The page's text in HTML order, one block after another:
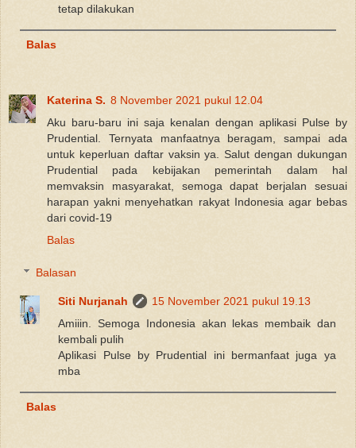
tetap dilakukan
Balas
Katerina S. 8 November 2021 pukul 12.04
Aku baru-baru ini saja kenalan dengan aplikasi Pulse by
Prudential. Ternyata manfaatnya beragam, sampai ada
untuk keperluan daftar vaksin ya. Salut dengan dukungan
Prudential pada kebijakan pemerintah dalam hal
memvaksin masyarakat, semoga dapat berjalan sesuai
harapan yakni menyehatkan rakyat Indonesia agar bebas
dari covid-19
Balas
Balasan
Siti Nurjanah
15 November 2021 pukul 19.13
Amiiin. Semoga Indonesia akan lekas membaik dan
kembali pulih
Aplikasi Pulse by Prudential ini bermanfaat juga ya
mba
Balas